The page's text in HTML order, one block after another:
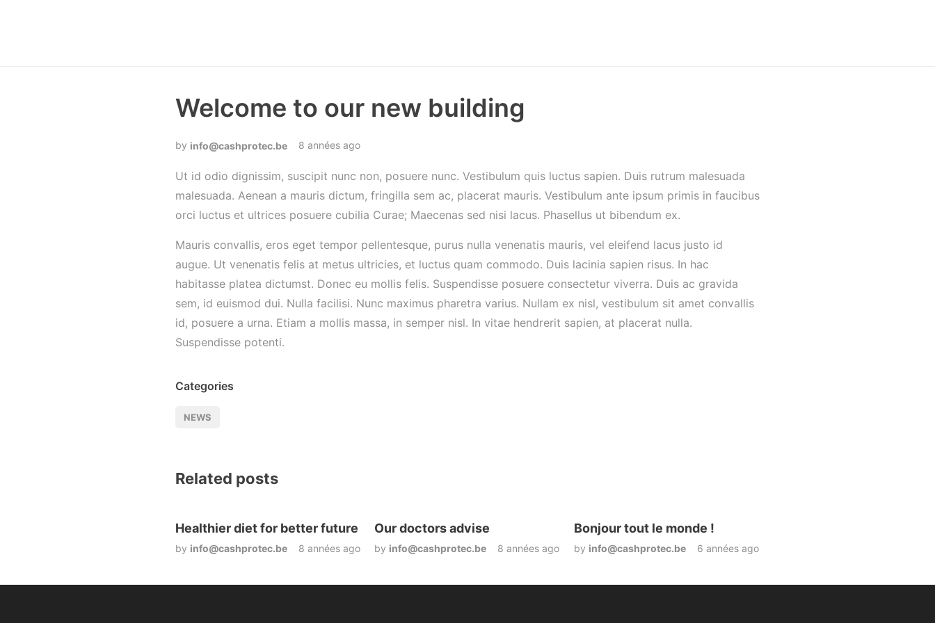
Welcome to our new building
info@cashprotec.be 8 années ago
Ut id odio dignissim, suscipit nunc non, posuere nunc. Vestibulum quis luctus sapien. Duis rutrum malesuada
malesuada. Aenean a mauris dictum, fringilla sem ac, placerat mauris. Vestibulum ante ipsum primis in faucibus
orci luctus et ultrices posuere cubilia Curae; Maecenas sed nisi lacus. Phasellus ut bibendum ex.
Mauris convallis, eros eget tempor pellentesque, purus nulla venenatis mauris, vel eleifend lacus justo id
augue. Ut venenatis felis at metus ultricies, et luctus quam commodo. Duis lacinia sapien risus. In hac
habitasse platea dictumst. Donec eu mollis felis. Suspendisse posuere consectetur viverra. Duis ac gravida
sem, id euismod dui. Nulla facilisi. Nunc maximus pharetra varius. Nullam ex nisl, vestibulum sit amet convallis
id, posuere a urna. Etiam a mollis massa, in semper nisl. In vitae hendrerit sapien, at placerat nulla.
Suspendisse potenti.
Categories
NEWS
Related posts
Healthier diet for better future
by info@cashprotec.be 8 années ago
Our doctors advise
by info@cashprotec.be 8 années ago
Bonjour tout le monde !
by info@cashprotec.be 6 années ago